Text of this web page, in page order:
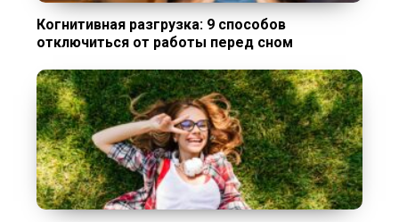
Когнитивная разгрузка: 9 способов
отключиться от работы перед сном